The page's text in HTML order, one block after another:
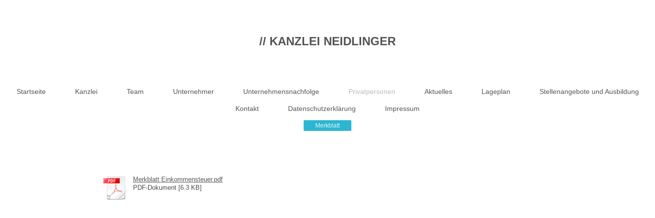
// KANZLEI NEIDLINGER
Startseite Kanzlei Team Unternehmer Unternehmensnachfolge Privatpersonen Aktuelles Lageplan Stellenangebote und Ausbildung
Kontakt Datenschutzerklärung Impressum
Merkblatt
Merkblatt Einkommensteuer.pdf
PDF-Dokument [6.3 KB]